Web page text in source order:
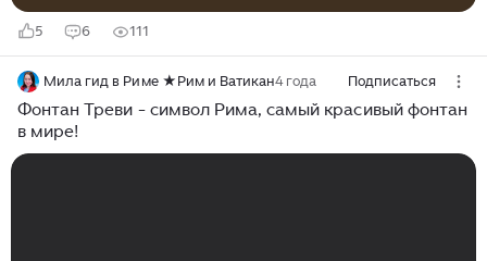
5 6 111
Мила гид в Риме ★Рим и Ватикан4 года Подписаться
Фонтан Треви - символ Рима, самый красивый фонтан
в мире!